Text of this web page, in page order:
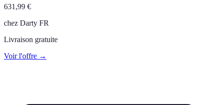
631,99 €
chez Darty FR
Livraison gratuite
Voir l'offre →